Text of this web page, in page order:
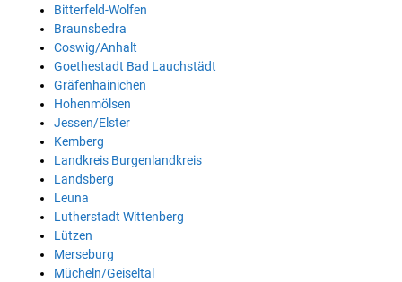
Bitterfeld-Wolfen
Braunsbedra
Coswig/Anhalt
Goethestadt Bad Lauchstädt
Gräfenhainichen
Hohenmölsen
Jessen/Elster
Kemberg
Landkreis Burgenlandkreis
Landsberg
Leuna
Lutherstadt Wittenberg
Lützen
Merseburg
Mücheln/Geiseltal